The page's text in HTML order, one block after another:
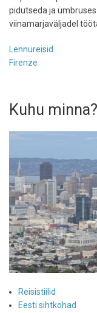
pidutseda ja
viinamarjaväljadel
Lennureisid
Firenze
Kuhu minna?
Reisistiilid
Eesti sihtkohad